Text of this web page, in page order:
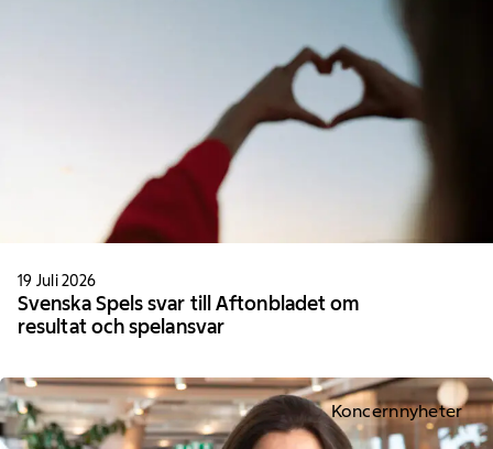
19 Juli 2026
Svenska Spels svar till Aftonbladet om
resultat och spelansvar
Koncernnyheter